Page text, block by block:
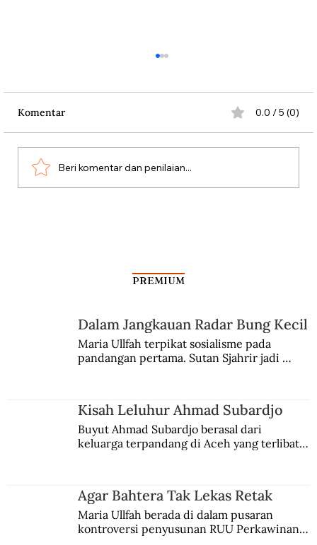
Komentar 0.0 / 5 (0)
Beri komentar dan penilaian...
PREMIUM
Dalam Jangkauan Radar Bung Kecil
Maria Ullfah terpikat sosialisme pada
pandangan pertama. Sutan Sjahrir jadi
Kisah Leluhur Ahmad Subardjo
Buyut Ahmad Subardjo berasal dari
keluarga terpandang di Aceh yang terlibat
Agar Bahtera Tak Lekas Retak
Maria Ullfah berada di dalam pusaran
kontroversi penyusunan RUU Perkawinan.